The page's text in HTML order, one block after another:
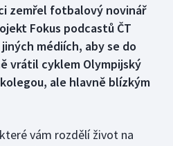
zemřel fotbalový novinář
Fokus podcastů ČT
médiích, aby se do
vrátil cyklem Olympijský
ale hlavně blízkým
vám rozdělí život na